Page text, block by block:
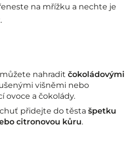
na mřížku a nechte je
.
nahradit čokoládovými
višněmi nebo
ovoce a čokolády.
přidejte do těsta špetku
citronovou kůru.